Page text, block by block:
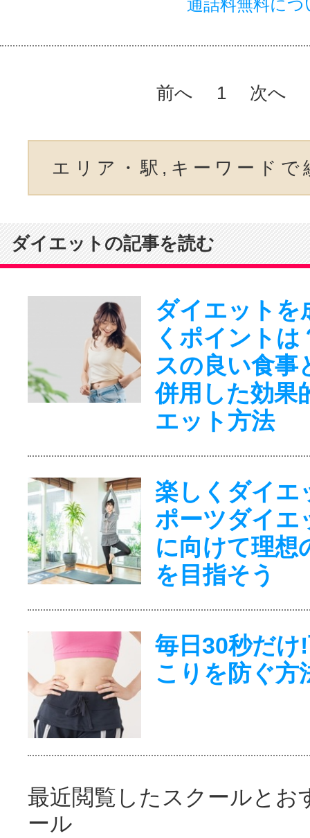
通話料無料につ
前へ 1 次へ
エリア・駅,キーワードで
ダイエットの記事を読む
ダイエットを
くポイントは
スの良い食事
併用した効果
エット方法
楽しくダイエ
ポーツダイエ
に向けて理想
を目指そう
毎日30秒だけ
こりを防ぐ方
最近閲覧したスクールとお
ール